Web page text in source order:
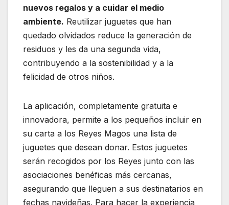
nuevos regalos y a cuidar el medio
ambiente. Reutilizar juguetes que han
quedado olvidados reduce la generación de
residuos y les da una segunda vida,
contribuyendo a la sostenibilidad y a la
felicidad de otros niños.
La aplicación, completamente gratuita e
innovadora, permite a los pequeños incluir en
su carta a los Reyes Magos una lista de
juguetes que desean donar. Estos juguetes
serán recogidos por los Reyes junto con las
asociaciones benéficas más cercanas,
asegurando que lleguen a sus destinatarios en
fechas navideñas. Para hacer la experiencia